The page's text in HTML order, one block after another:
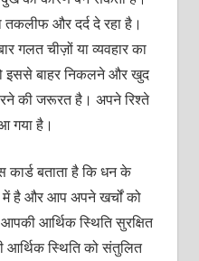
तकलीफ और दर्द दे रहा है।
गलत चीज़ों या व्‍यवहार का
बाहर निकलने और खुद
की जरूरत है। अपने रिश्‍ते
गया है।
बताता है कि धन के
है और आप अपने खर्चों को
आर्थिक स्थिति सुरक्षित
स्थिति को संतुलित